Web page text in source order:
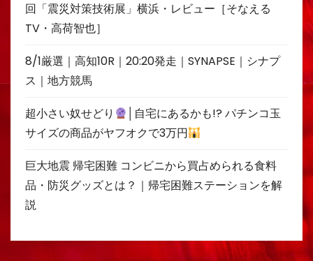
回「震災対策技術展」横浜・レビュー［そなえる
TV・高荷智也］
8/1厳選｜高知10R｜20:20発走｜SYNAPSE｜シナプ
ス｜地方競馬
超小さい奴せどり
│自宅にあるかも!? パチンコ玉
サイズの商品がヤフオクで3万円
巨大地震 帰宅困難 コンビニから買占められる食料
品・防災グッズとは？｜帰宅困難ステーションを解
説